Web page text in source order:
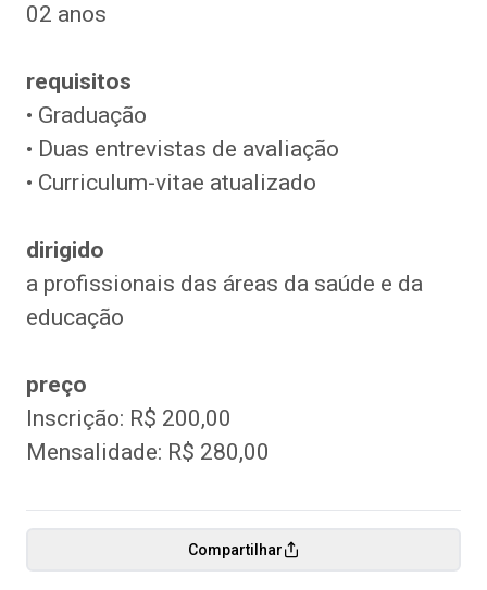
02 anos
requisitos
• Graduação
• Duas entrevistas de avaliação
• Curriculum-vitae atualizado
dirigido
a profissionais das áreas da saúde e da
educação
preço
Inscrição: R$ 200,00
Mensalidade: R$ 280,00
Compartilhar